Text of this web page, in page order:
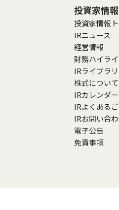
投資家情報
投資家情報
IRニュース
経営情報
財務ハイラ
IRライブラ
株式について
IRカレンダー
IRよくある
IRお問い合
電子公告
免責事項